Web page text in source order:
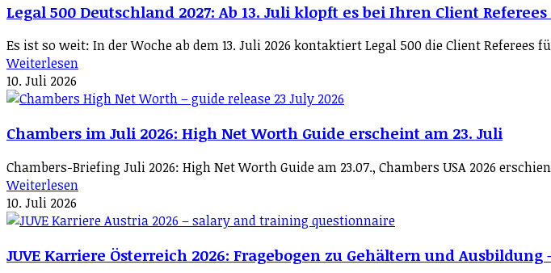
Legal 500 Deutschland 2027: Ab 13. Juli klopft es bei Ihren Client
Es ist so weit: In der Woche ab dem 13. Juli 2026 kontaktiert Legal 500 die Client
Weiterlesen
10. Juli 2026
Chambers im Juli 2026: High Net Worth Guide erscheint am 23. Juli
Chambers-Briefing Juli 2026: High Net Worth Guide am 23.07., Chambers USA 2026
Weiterlesen
10. Juli 2026
JUVE Karriere Österreich 2026: Fragebogen zu Gehältern und Ausbildung